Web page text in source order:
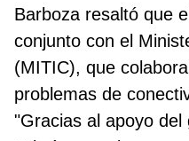
Barboza resaltó que
conjunto con el
(MITIC), que
problemas de
"Gracias al apoyo del